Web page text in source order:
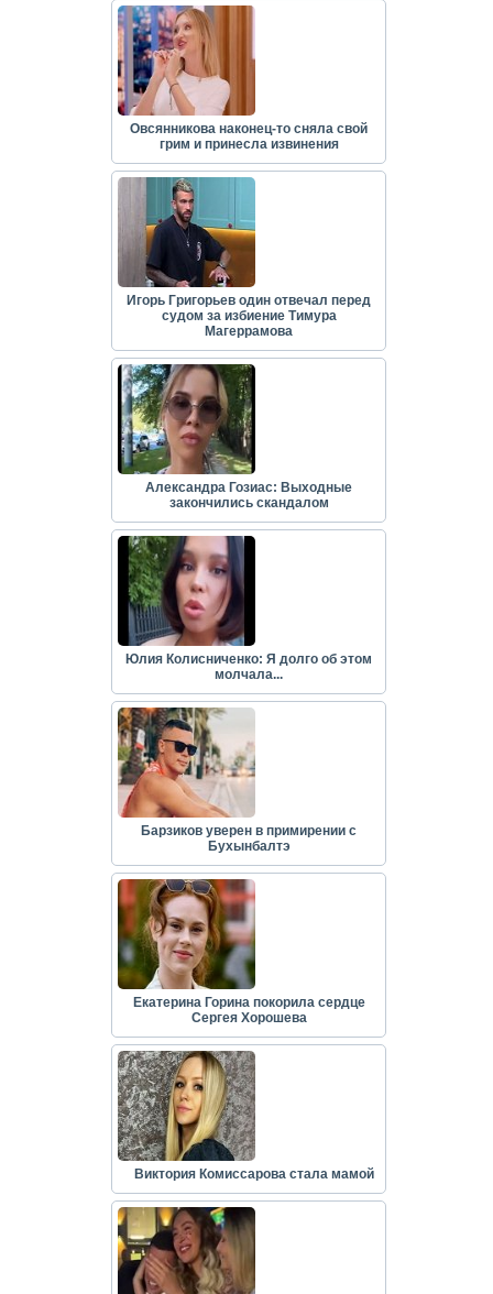
Овсянникова наконец-то сняла свой
грим и принесла извинения
Игорь Григорьев один отвечал перед
судом за избиение Тимура
Магеррамова
Александра Гозиас: Выходные
закончились скандалом
Юлия Колисниченко: Я долго об этом
молчала...
Барзиков уверен в примирении с
Бухынбалтэ
Екатерина Горина покорила сердце
Сергея Хорошева
Виктория Комиссарова стала мамой